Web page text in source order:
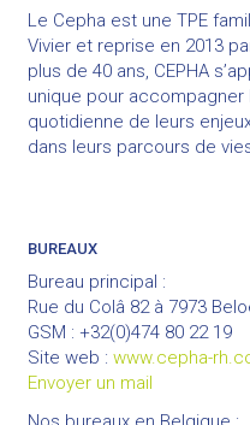
Le Cepha est une TPE
Vivier et reprise en 2013
plus de 40 ans, CEPHA
unique pour
quotidienne de leurs
dans leurs parcours de
BUREAUX
Bureau principal :
Rue du Colâ 82 à 7973
GSM : +32(0)474 80 22 19
Site web : www.cepha-
Envoyer un mail